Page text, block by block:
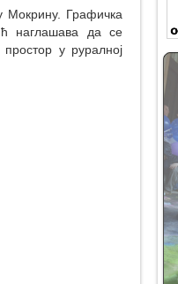
Мокрину. Графичка
наглашава да се
у руралној